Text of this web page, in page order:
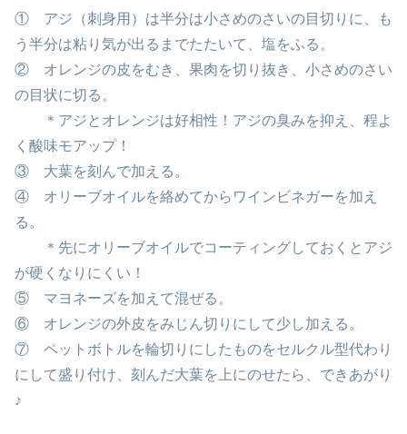
① アジ（刺身用）は半分は小さめのさいの目切りに、も
う半分は粘り気が出るまでたたいて、塩をふる。
② オレンジの皮をむき、果肉を切り抜き、小さめのさい
の目状に切る。
＊アジとオレンジは好相性！アジの臭みを抑え、程よ
く酸味モアップ！
③ 大葉を刻んで加える。
④ オリーブオイルを絡めてからワインビネガーを加え
る。
＊先にオリーブオイルでコーティングしておくとアジ
が硬くなりにくい！
⑤ マヨネーズを加えて混ぜる。
⑥ オレンジの外皮をみじん切りにして少し加える。
⑦ ペットボトルを輪切りにしたものをセルクル型代わり
にして盛り付け、刻んだ大葉を上にのせたら、できあがり
♪